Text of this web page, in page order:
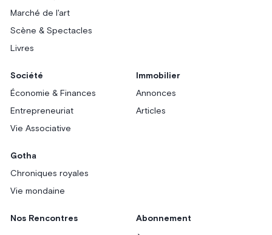
Marché de l'art
Scène & Spectacles
Livres
Société
Économie & Finances
Entrepreneuriat
Vie Associative
Immobilier
Annonces
Articles
Gotha
Chroniques royales
Vie mondaine
Nos Rencontres Abonnement